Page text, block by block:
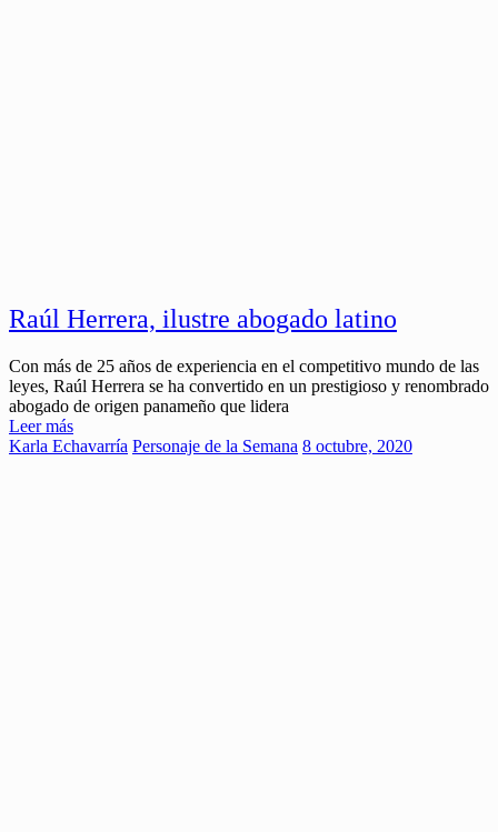
Raúl Herrera, ilustre abogado latino
Con más de 25 años de experiencia en el competitivo mundo de las
leyes, Raúl Herrera se ha convertido en un prestigioso y renombrado
abogado de origen panameño que lidera
Leer más
Karla Echavarría Personaje de la Semana 8 octubre, 2020